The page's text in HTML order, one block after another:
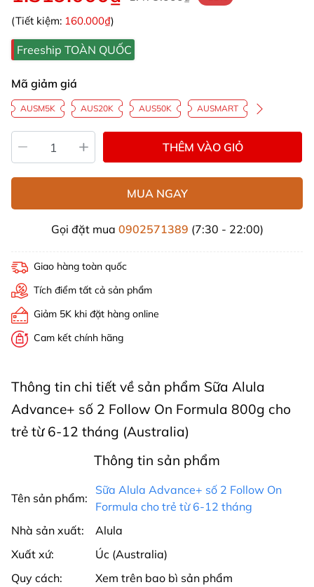
(Tiết kiệm: 160.000₫)
Freeship TOÀN QUỐC
Mã giảm giá
AUSM5K AUS20K AUS50K AUSMART
THÊM VÀO GIỎ
MUA NGAY
Gọi đặt mua 0902571389 (7:30 - 22:00)
Giao hàng toàn quốc
Tích điểm tất cả sản phẩm
Giảm 5K khi đặt hàng online
Cam kết chính hãng
Thông tin chi tiết về sản phẩm Sữa Alula
Advance+ số 2 Follow On Formula 800g cho
trẻ từ 6-12 tháng (Australia)
Thông tin sản phẩm
Tên sản phẩm:
Sữa Alula Advance+ số 2 Follow On
Formula cho trẻ từ 6-12 tháng
Nhà sản xuất:
Alula
Xuất xứ:
Úc (Australia)
Quy cách:
Xem trên bao bì sản phẩm